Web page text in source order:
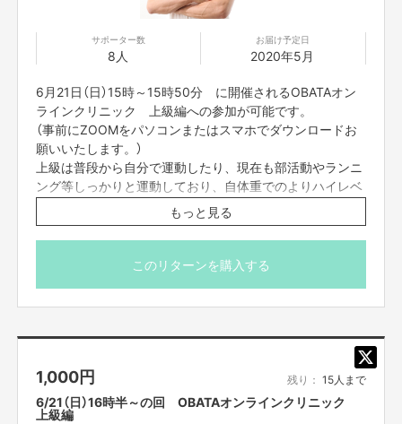
サポーター数
8人
お届け予定日
2020年5月
6月21日（日）15時～15時50分 に開催されるOBATAオン
ラインクリニック 上級編への参加が可能です。
（事前にZOOMをパソコンまたはスマホでダウンロードお
願いいたします。）
上級は普段から自分で運動したり、現在も部活動やランニ
ング等しっかりと運動しており、自体重でのよりハイレベ
ルなトレーニングをしたい人向けです。
当日は、動きやすい格好且つ、畳1畳分のスペースのある
ところでご参加ください。
＊また、配信のURLは、入金されて以降、配信前々日の間
までにはお送りをさせて頂きます。よろしくお願いいたし
ます。
プロジェクト本文の末尾に記載されている【ご支援にあ
もっと見る
このリターンを購入する
1,000円 残り： 15人まで
6/21（日）16時半～の回 OBATAオンラインクリニック
上級編